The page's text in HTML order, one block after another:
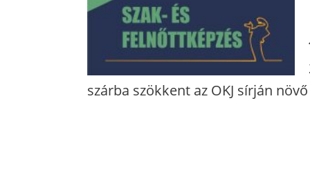
szárba szökkent az OKJ sírján